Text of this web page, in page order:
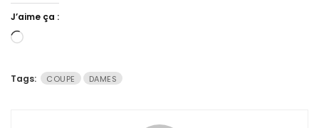
J’aime ça :
Chargement…
Tags: COUPE DAMES